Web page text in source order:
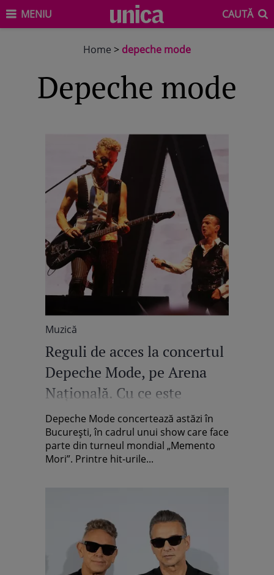
MENIU CAUTĂ
Home > depeche mode
depeche mode
Muzică
Reguli de acces la concertul
Depeche Mode, pe Arena
Națională. Cu ce este
interzis să intri
Depeche Mode concertează astăzi în
Bucureşti, în cadrul unui show care face
parte din turneul mondial „Memento
Mori”. Printre hit-urile...